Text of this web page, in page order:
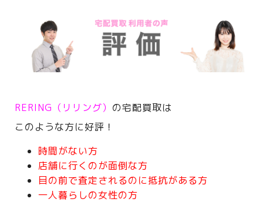
RERING（リリング） の宅配買取は
このような方に好評！
時間がない方
店舗に行くのが面倒な方
目の前で査定されるのに抵抗がある方
一人暮らしの女性の方